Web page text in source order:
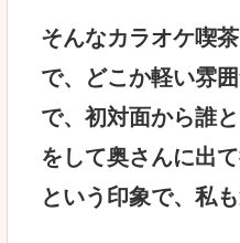
そんなカラオケ喫
で、どこか軽い雰
で、初対面から誰
をして奥さんに出
という印象で、私